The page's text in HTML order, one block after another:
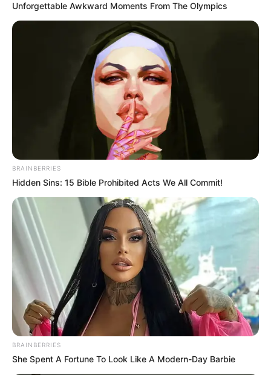
Unforgettable Awkward Moments From The Olympics
BRAINBERRIES
Hidden Sins: 15 Bible Prohibited Acts We All Commit!
BRAINBERRIES
She Spent A Fortune To Look Like A Modern-Day Barbie